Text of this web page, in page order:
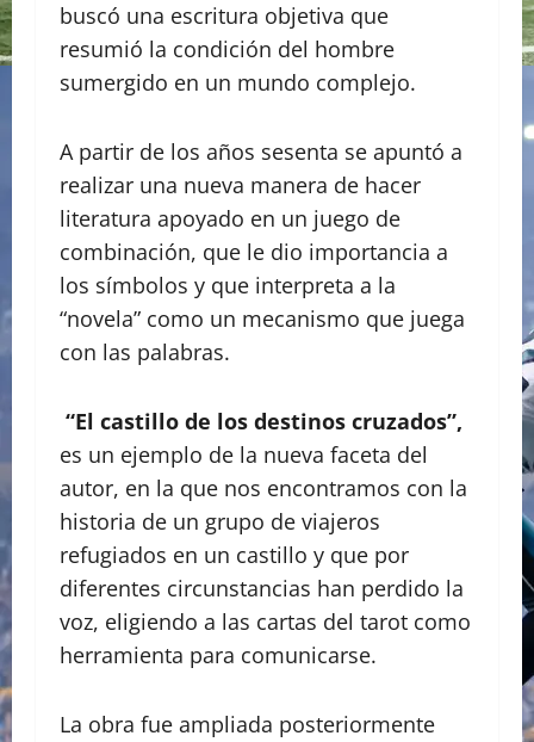
buscó una escritura objetiva que
resumió la condición del hombre
sumergido en un mundo complejo.
A partir de los años sesenta se apuntó a
realizar una nueva manera de hacer
literatura apoyado en un juego de
combinación, que le dio importancia a
los símbolos y que interpreta a la
“novela” como un mecanismo que juega
con las palabras.
“El castillo de los destinos cruzados”,
es un ejemplo de la nueva faceta del
autor, en la que nos encontramos con la
historia de un grupo de viajeros
refugiados en un castillo y que por
diferentes circunstancias han perdido la
voz, eligiendo a las cartas del tarot como
herramienta para comunicarse.
La obra fue ampliada posteriormente